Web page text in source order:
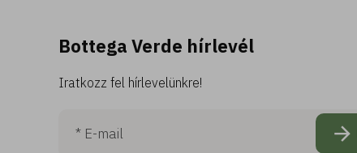
Bottega Verde hírlevél
Iratkozz fel hírlevelünkre!